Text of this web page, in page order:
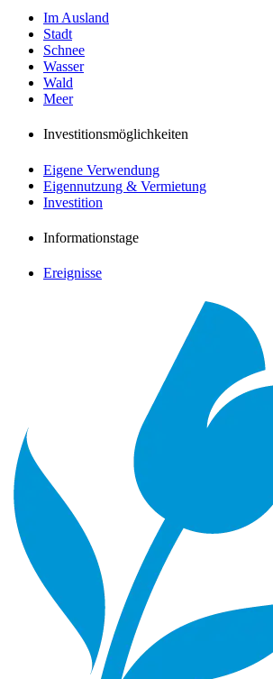
Im Ausland
Stadt
Schnee
Wasser
Wald
Meer
Investitionsmöglichkeiten
Eigene Verwendung
Eigennutzung & Vermietung
Investition
Informationstage
Ereignisse